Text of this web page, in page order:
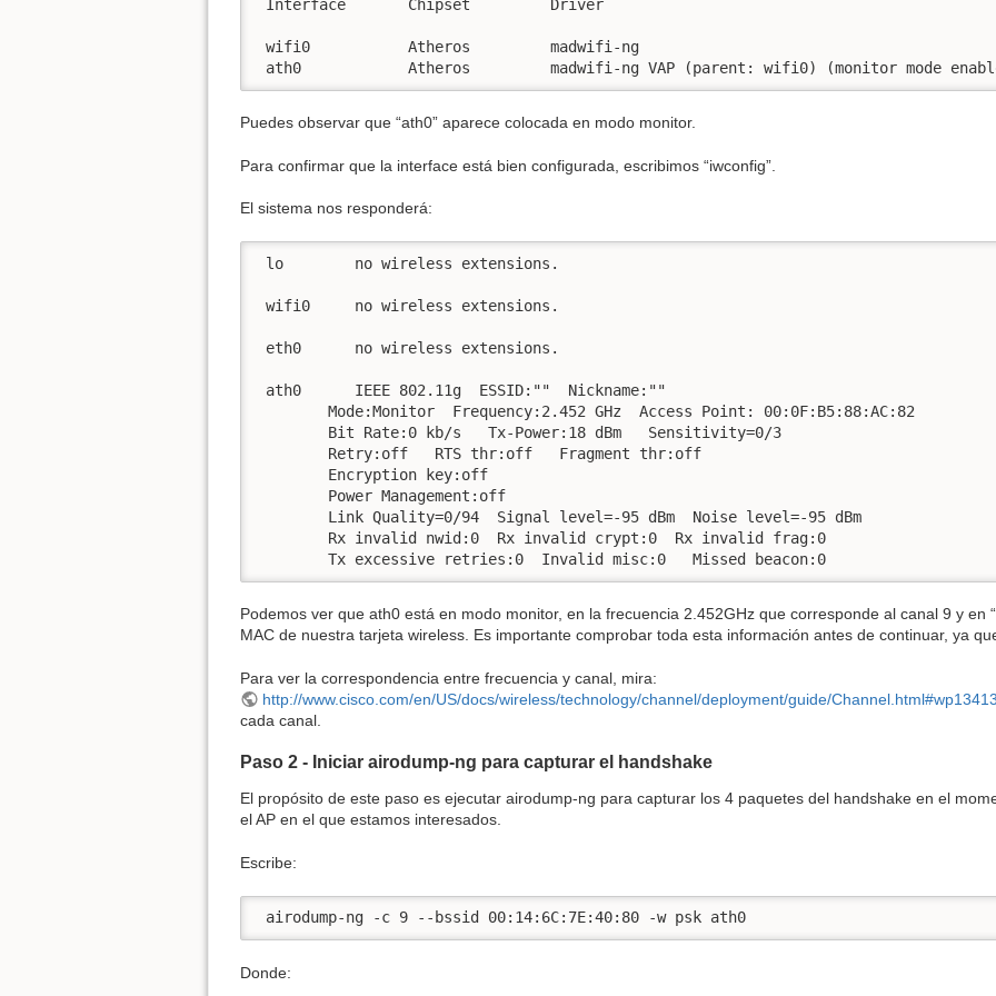
Interface       Chipset         Driver
wifi0           Atheros         madwifi-ng
ath0            Atheros         madwifi-ng VAP (parent: wifi0) (monitor mode
Puedes observar que “ath0” aparece colocada en modo monitor.
Para confirmar que la interface está bien configurada, escribimos “iwconfig”.
El sistema nos responderá:
lo        no wireless extensions.
wifi0     no wireless extensions.
eth0      no wireless extensions.
ath0      IEEE 802.11g  ESSID:""  Nickname:""
        Mode:Monitor  Frequency:2.452 GHz  Access Point: 00:0F:B5:88:AC:82
        Bit Rate:0 kb/s   Tx-Power:18 dBm   Sensitivity=0/3
        Retry:off   RTS thr:off   Fragment thr:off
        Encryption key:off
        Power Management:off
        Link Quality=0/94  Signal level=-95 dBm  Noise level=-95 dBm
        Rx invalid nwid:0  Rx invalid crypt:0  Rx invalid frag:0
        Tx excessive retries:0  Invalid misc:0   Missed beacon:0
Podemos ver que ath0 está en modo monitor, en la frecuencia 2.452GHz que corresponde al canal 9 y en
MAC de nuestra tarjeta wireless. Es importante comprobar toda esta información antes de continuar, ya
Para ver la correspondencia entre frecuencia y canal, mira:
http://www.cisco.com/en/US/docs/wireless/technology/channel/deployment/guide/
cada canal.
Paso 2 - Iniciar airodump-ng para capturar el handshake
El propósito de este paso es ejecutar airodump-ng para capturar los 4 paquetes del handshake en el
el AP en el que estamos interesados.
Escribe:
airodump-ng -c 9 --bssid 00:14:6C:7E:40:80 -w psk ath0
Donde: